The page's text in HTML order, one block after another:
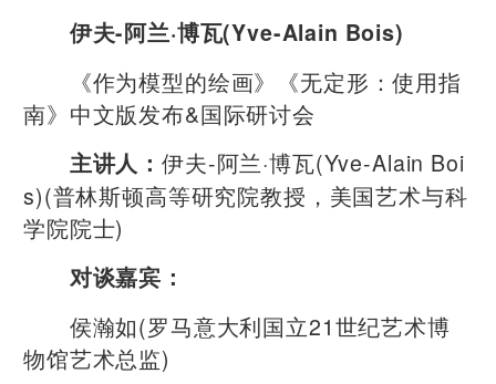
伊夫-阿兰·博瓦(Yve-Alain Bois)
《作为模型的绘画》《无定形：使用指
南》中文版发布&国际研讨会
主讲人：伊夫-阿兰·博瓦(Yve-Alain Boi
s)(普林斯顿高等研究院教授，美国艺术与科
学院院士)
对谈嘉宾：
侯瀚如(罗马意大利国立21世纪艺术博
物馆艺术总监)